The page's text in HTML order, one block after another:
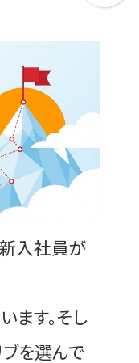
ュ
入社員が
ます。そし
を選んで